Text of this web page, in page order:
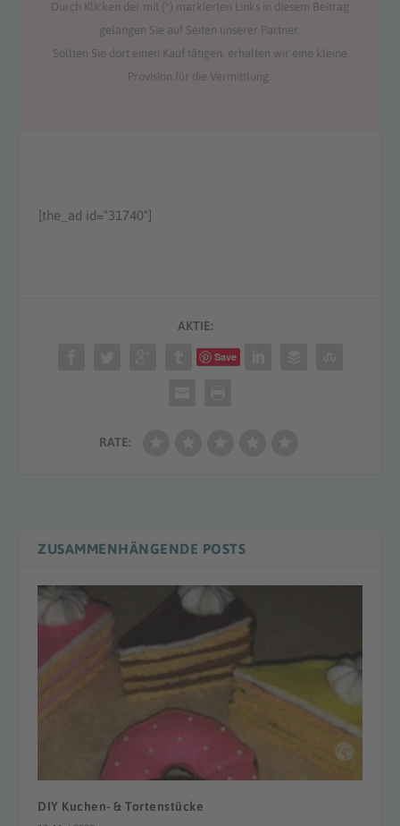
Durch Klicken der mit (*) markierten Links in diesem Beitrag
gelangen Sie auf Seiten unserer Partner.
Sollten Sie dort einen Kauf tätigen, erhalten wir eine kleine
Provision für die Vermittlung.
[the_ad id="31740"]
AKTIE:
Save
RATE:
ZUSAMMENHÄNGENDE POSTS
DIY Kuchen- & Tortenstücke